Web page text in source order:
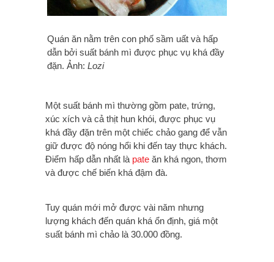
Quán ăn nằm trên con phố sầm uất và hấp
dẫn bởi suất bánh mì được phục vụ khá đầy
đặn. Ảnh: Lozi
Một suất bánh mì thường gồm pate, trứng,
xúc xích và cả thịt hun khói, được phục vụ
khá đầy đặn trên một chiếc chảo gang để vẫn
giữ được độ nóng hổi khi đến tay thực khách.
Điểm hấp dẫn nhất là pate ăn khá ngon, thơm
và được chế biến khá đậm đà.
Tuy quán mới mở được vài năm nhưng
lượng khách đến quán khá ổn định, giá một
suất bánh mì chảo là 30.000 đồng.